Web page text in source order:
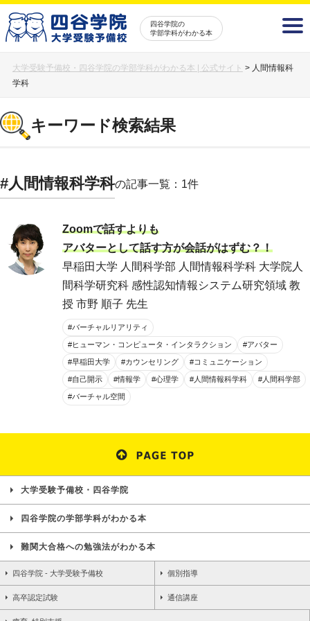
四谷学院の
学部学科がわかる本
大学受験予備校・四谷学院の学部学科がわかる本 | 公式サイト > 人間情報科
学科
キーワード検索結果
#人間情報科学科の記事一覧：1件
Zoomで話すよりも
アバターとして話す方が会話がはずむ？！
早稲田大学 人間科学部 人間情報科学科 大学院人
間科学研究科 感性認知情報システム研究領域 教
授 市野 順子 先生
#バーチャルリアリティ
#ヒューマン・コンピュータ・インタラクション #アバター
#早稲田大学 #カウンセリング #コミュニケーション
#自己開示 #情報学 #心理学 #人間情報科学科 #人間科学部
#バーチャル空間
大学受験予備校・四谷学院
四谷学院の学部学科がわかる本
難関大合格への勉強法がわかる本
四谷学院 - 大学受験予備校 個別指導
高卒認定試験 通信講座